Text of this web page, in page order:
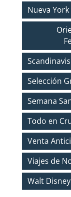
Nueva
Selección
Semana
Todo en
Venta
Viajes de
Walt